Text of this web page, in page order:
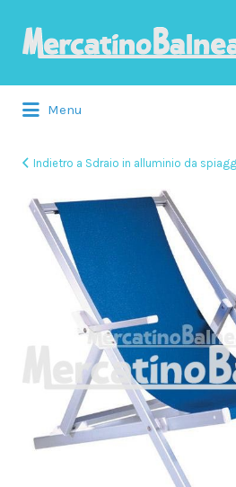
Menu
Indietro a Sdraio in alluminio da